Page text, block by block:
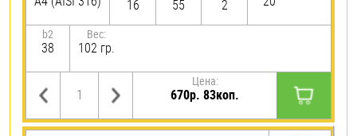
16 55 2
b2
38
Вес:
102 гр.
Цена:
670р. 83коп.